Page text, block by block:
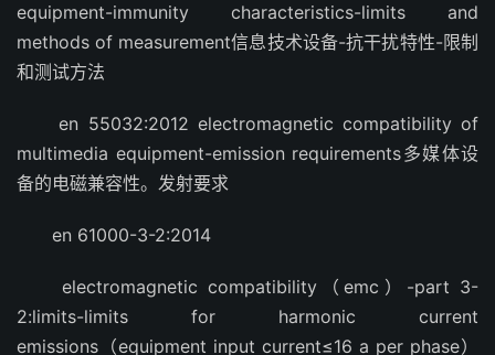
equipment-immunity characteristics-limits and
methods of measurement信息技术设备-抗干扰特性-限制
和测试方法
en 55032:2012 electromagnetic compatibility of
multimedia equipment-emission requirements多媒体设
备的电磁兼容性。发射要求
en 61000-3-2:2014
electromagnetic compatibility（emc）-part 3-
2:limits-limits for harmonic current
emissions（equipment input current≤16 a per phase）